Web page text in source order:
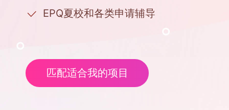
EPQ夏校和各类申请辅导
匹配适合我的项目